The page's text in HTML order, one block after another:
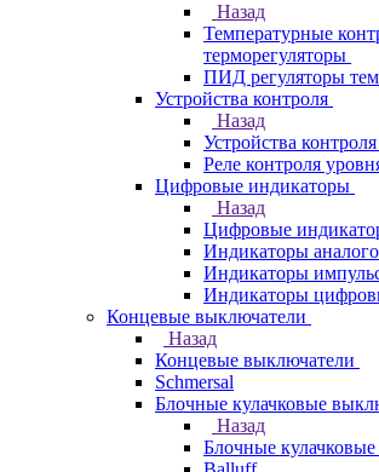
Назад
Температурные
терморегуляторы
ПИД регуляторы
Устройства контроля
Назад
Устройства контроля
Реле контроля
Цифровые индикаторы
Назад
Цифровые
Индикаторы
Индикаторы
Индикаторы
Концевые выключатели
Назад
Концевые выключатели
Schmersal
Блочные кулачковые
Назад
Блочные